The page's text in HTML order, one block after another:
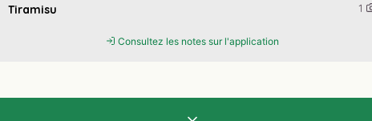
Tiramisu 1
Consultez les notes sur l'application